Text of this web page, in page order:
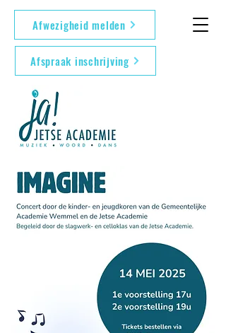
Afwezigheid melden
Afspraak inschrijving